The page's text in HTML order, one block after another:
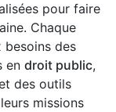
pour faire
Chaque
besoins des
en droit public,
des outils
missions